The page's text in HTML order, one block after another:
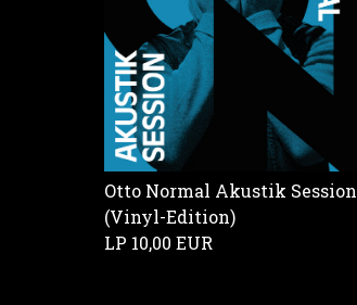
Otto Normal Akustik Session
(Vinyl-Edition)
LP 10,00 EUR